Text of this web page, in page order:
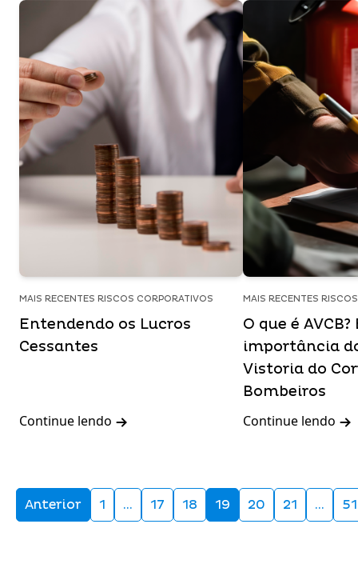
MAIS RECENTES RISCOS CORPORATIVOS
Entendendo os Lucros
Cessantes
Continue lendo
MAIS RECENTES
O que é
importância
Vistoria do
Bombeiros
Continue lendo
Anterior 1 … 17 18 19 20 21 … 51